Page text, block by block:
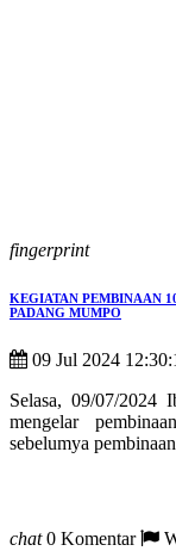
fingerprint
KEGIATAN PEMBINAAN
PADANG MUMPO
09 Jul 2024
Selasa, 09/07/2024
mengelar
sebelumya
chat0 Komentar